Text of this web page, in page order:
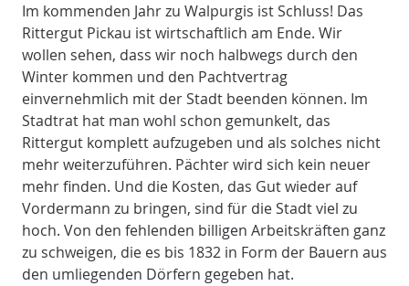
Im kommenden Jahr zu Walpurgis ist Schluss! Das
Rittergut Pickau ist wirtschaftlich am Ende. Wir
wollen sehen, dass wir noch halbwegs durch den
Winter kommen und den Pachtvertrag
einvernehmlich mit der Stadt beenden können. Im
Stadtrat hat man wohl schon gemunkelt, das
Rittergut komplett aufzugeben und als solches nicht
mehr weiterzuführen. Pächter wird sich kein neuer
mehr finden. Und die Kosten, das Gut wieder auf
Vordermann zu bringen, sind für die Stadt viel zu
hoch. Von den fehlenden billigen Arbeitskräften ganz
zu schweigen, die es bis 1832 in Form der Bauern aus
den umliegenden Dörfern gegeben hat.